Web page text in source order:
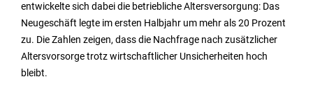
entwickelte sich dabei die betriebliche Altersversorgung: Das
Neugeschäft legte im ersten Halbjahr um mehr als 20 Prozent
zu. Die Zahlen zeigen, dass die Nachfrage nach zusätzlicher
Altersvorsorge trotz wirtschaftlicher Unsicherheiten hoch
bleibt.